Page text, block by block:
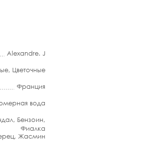
Alexandre. J
, Цветочные
Франция
вода
, Бензоин,
Фиалка
, Жасмин